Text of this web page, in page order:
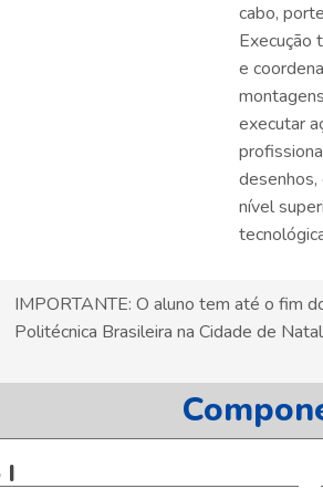
cabo,
Execução
e
executar
nível
IMPORTANTE: O aluno tem até o fim
Politécnica Brasileira na Cidade de
I